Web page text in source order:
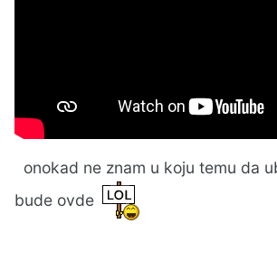
onokad ne znam u koju temu da
bude ovde